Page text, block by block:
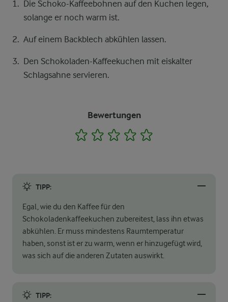
Die Schoko-Kaffeebohnen auf den Kuchen legen,
solange er noch warm ist.
Auf einem Backblech abkühlen lassen.
Den Schokoladen-Kaffeekuchen mit eiskalter
Schlagsahne servieren.
Bewertungen
1 2 3 4
TIPP:
Egal, wie du den Kaffee für den
Schokoladenkaffeekuchen zubereitest, lass ihn etwas
abkühlen. Er muss mindestens Raumtemperatur
haben, sonst ist er zu warm, wenn er hinzugefügt wird,
was sich auf die anderen Zutaten auswirkt.
TIPP: